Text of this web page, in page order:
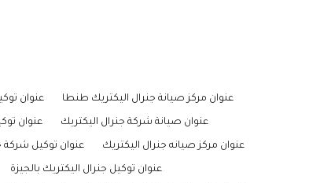
عنوان مركز صيانة جنرال اليكتريك طنطا عنوان
عنوان صيانة شركة جنرال اليكتريك عنوان
عنوان مركز صيانه جنرال اليكتريك عنوان توكيل شركة
عنوان توكيل جنرال اليكتريك بالجيزة